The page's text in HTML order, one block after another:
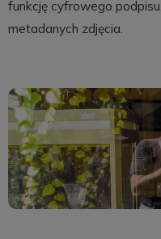
funkcję cyfrowego
metadanych zdjęcia.